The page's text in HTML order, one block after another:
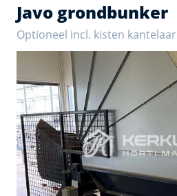
Javo grondbunker
Optioneel incl. kisten kantelaar